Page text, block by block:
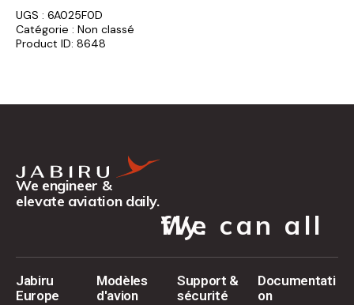
UGS : 6A025F0D
Catégorie : Non classé
Product ID: 8648
We engineer &
elevate aviation daily.
We can all fly.
Jabiru
Europe
Modèles
d'avion
Support &
sécurité
Documentati
on